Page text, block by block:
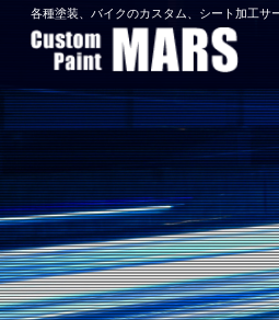
各種塗装、バイクのカスタム、シート加工サ